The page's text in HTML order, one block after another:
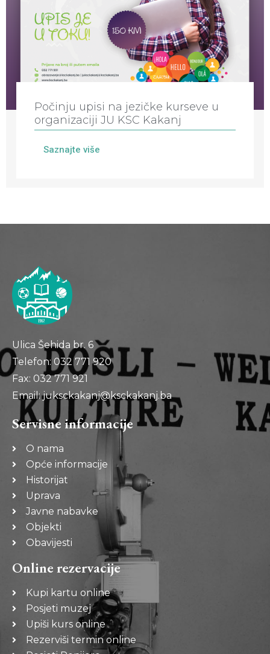
Počinju upisi na jezičke kurseve u
organizaciji JU KSC Kakanj
Saznajte više
Ulica Šehida br. 6
Telefon: 032 771 920
Fax: 032 771 921
Email: juksckakanj@ksckakanj.ba
Servisne informacije
O nama
Opće informacije
Historijat
Uprava
Javne nabavke
Objekti
Obavijesti
Online rezervacije
Kupi kartu online
Posjeti muzej
Upiši kurs online
Rezerviši termin online